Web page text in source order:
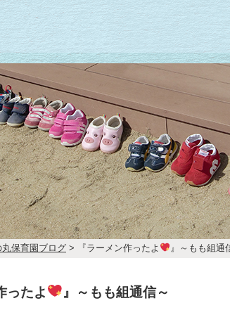
丸保育園ブログ > 『ラーメン作ったよ 』～もも組通
ったよ 』～もも組通信～